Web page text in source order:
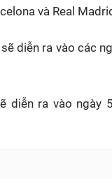
và Real
diễn ra vào các
diễn ra vào ngày